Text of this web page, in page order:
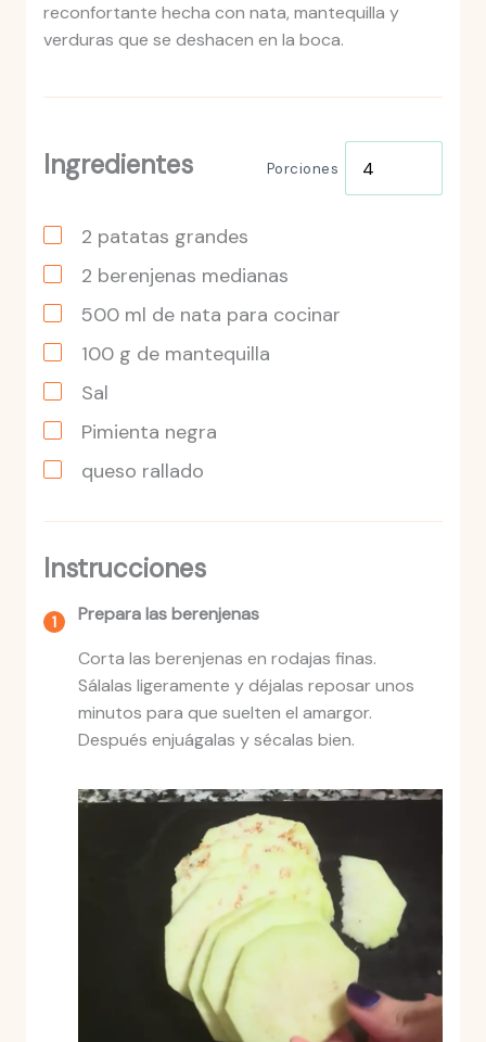
reconfortante hecha con nata, mantequilla y
verduras que se deshacen en la boca.
Ingredientes Porciones
2 patatas grandes
2 berenjenas medianas
500 ml de nata para cocinar
100 g de mantequilla
Sal
Pimienta negra
queso rallado
Instrucciones
Prepara las berenjenas
Corta las berenjenas en rodajas finas.
Sálalas ligeramente y déjalas reposar unos
minutos para que suelten el amargor.
Después enjuágalas y sécalas bien.